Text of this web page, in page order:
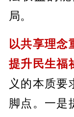
局。
以共享理念
提升民生福
义的本质要
脚点。一是